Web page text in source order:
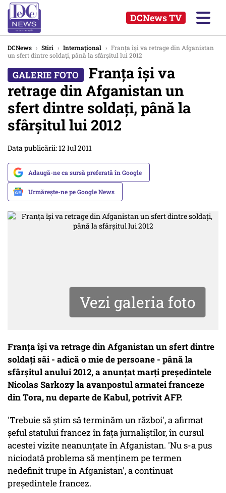
DCNews TV
DCNews › Stiri › Internațional › Franţa îşi va retrage din Afganistan
un sfert dintre soldaţi, până la sfârşitul lui 2012
Franţa îşi va
retrage din Afganistan un
sfert dintre soldaţi, până la
sfârşitul lui 2012
Data publicării: 12 Iul 2011
Adaugă-ne ca sursă preferată în Google
Urmărește-ne pe Google News
Vezi galeria foto
Franţa îşi va retrage din Afganistan un sfert dintre
soldaţi săi - adică o mie de persoane - până la
sfârşitul anului 2012, a anunţat marţi preşedintele
Nicolas Sarkozy la avanpostul armatei franceze
din Tora, nu departe de Kabul, potrivit AFP.
'Trebuie să ştim să terminăm un război', a afirmat
şeful statului francez în faţa jurnaliştilor, în cursul
acestei vizite neanunţate în Afganistan. 'Nu s-a pus
niciodată problema să menţinem pe termen
nedefinit trupe în Afganistan', a continuat
preşedintele francez.